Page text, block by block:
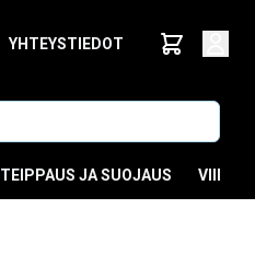
YHTEYSTIEDOT
TEIPPAUS JA SUOJAUS